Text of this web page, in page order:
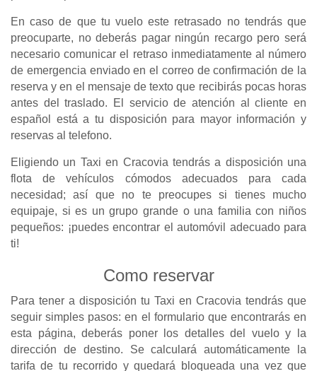
En caso de que tu vuelo este retrasado no tendrás que
preocuparte, no deberás pagar ningún recargo pero será
necesario comunicar el retraso inmediatamente al número
de emergencia enviado en el correo de confirmación de la
reserva y en el mensaje de texto que recibirás pocas horas
antes del traslado. El servicio de atención al cliente en
español está a tu disposición para mayor información y
reservas al telefono.
Eligiendo un Taxi en Cracovia tendrás a disposición una
flota de vehículos cómodos adecuados para cada
necesidad; así que no te preocupes si tienes mucho
equipaje, si es un grupo grande o una familia con niños
pequeños: ¡puedes encontrar el automóvil adecuado para
ti!
Como reservar
Para tener a disposición tu Taxi en Cracovia tendrás que
seguir simples pasos: en el formulario que encontrarás en
esta página, deberás poner los detalles del vuelo y la
dirección de destino. Se calculará automáticamente la
tarifa de tu recorrido y quedará bloqueada una vez que